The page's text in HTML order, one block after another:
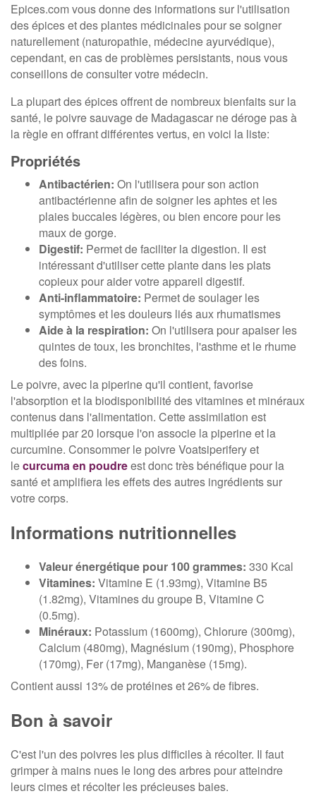
Epices.com vous donne des informations sur l'utilisation
des épices et des plantes médicinales pour se soigner
naturellement (naturopathie, médecine ayurvédique),
cependant, en cas de problèmes persistants, nous vous
conseillons de consulter votre médecin.
La plupart des épices offrent de nombreux bienfaits sur la
santé, le poivre sauvage de Madagascar ne déroge pas à
la règle en offrant différentes vertus, en voici la liste:
Propriétés
Antibactérien: On l'utilisera pour son action
antibactérienne afin de soigner les aphtes et les
plaies buccales légères, ou bien encore pour les
maux de gorge.
Digestif: Permet de faciliter la digestion. Il est
intéressant d'utiliser cette plante dans les plats
copieux pour aider votre appareil digestif.
Anti-inflammatoire: Permet de soulager les
symptômes et les douleurs liés aux rhumatismes
Aide à la respiration: On l'utilisera pour apaiser les
quintes de toux, les bronchites, l'asthme et le rhume
des foins.
Le poivre, avec la piperine qu'il contient, favorise
l'absorption et la biodisponibilité des vitamines et minéraux
contenus dans l'alimentation. Cette assimilation est
multipliée par 20 lorsque l'on associe la piperine et la
curcumine. Consommer le poivre Voatsiperifery et
lecurcuma en poudreest donc très bénéfique pour la
santé et amplifiera les effets des autres ingrédients sur
votre corps.
Informations nutritionnelles
Valeur énergétique pour 100 grammes: 330 Kcal
Vitamines: Vitamine E (1.93mg), Vitamine B5
(1.82mg), Vitamines du groupe B, Vitamine C
(0.5mg).
Minéraux: Potassium (1600mg), Chlorure (300mg),
Calcium (480mg), Magnésium (190mg), Phosphore
(170mg), Fer (17mg), Manganèse (15mg).
Contient aussi 13% de protéines et 26% de fibres.
Bon à savoir
C'est l'un des poivres les plus difficiles à récolter. Il faut
grimper à mains nues le long des arbres pour atteindre
leurs cimes et récolter les précieuses baies.